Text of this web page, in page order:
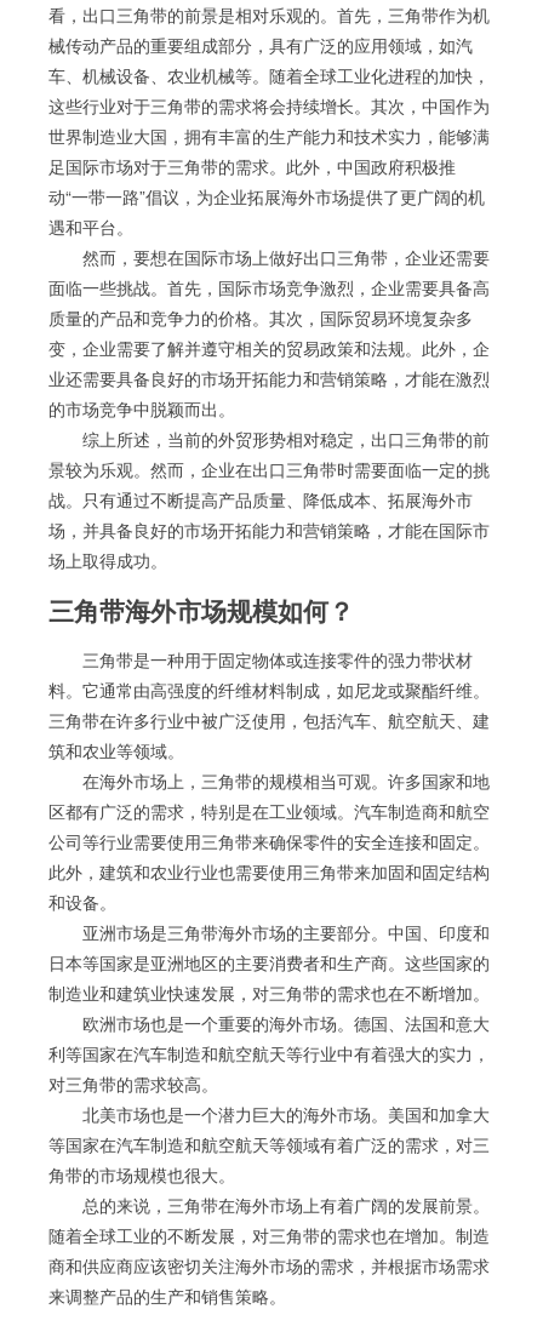
看，出口三角带的前景是相对乐观的。首先，三角带作为机
械传动产品的重要组成部分，具有广泛的应用领域，如汽
车、机械设备、农业机械等。随着全球工业化进程的加快，
这些行业对于三角带的需求将会持续增长。其次，中国作为
世界制造业大国，拥有丰富的生产能力和技术实力，能够满
足国际市场对于三角带的需求。此外，中国政府积极推
动“一带一路”倡议，为企业拓展海外市场提供了更广阔的机
遇和平台。
然而，要想在国际市场上做好出口三角带，企业还需要
面临一些挑战。首先，国际市场竞争激烈，企业需要具备高
质量的产品和竞争力的价格。其次，国际贸易环境复杂多
变，企业需要了解并遵守相关的贸易政策和法规。此外，企
业还需要具备良好的市场开拓能力和营销策略，才能在激烈
的市场竞争中脱颖而出。
综上所述，当前的外贸形势相对稳定，出口三角带的前
景较为乐观。然而，企业在出口三角带时需要面临一定的挑
战。只有通过不断提高产品质量、降低成本、拓展海外市
场，并具备良好的市场开拓能力和营销策略，才能在国际市
场上取得成功。
三角带海外市场规模如何？
三角带是一种用于固定物体或连接零件的强力带状材
料。它通常由高强度的纤维材料制成，如尼龙或聚酯纤维。
三角带在许多行业中被广泛使用，包括汽车、航空航天、建
筑和农业等领域。
在海外市场上，三角带的规模相当可观。许多国家和地
区都有广泛的需求，特别是在工业领域。汽车制造商和航空
公司等行业需要使用三角带来确保零件的安全连接和固定。
此外，建筑和农业行业也需要使用三角带来加固和固定结构
和设备。
亚洲市场是三角带海外市场的主要部分。中国、印度和
日本等国家是亚洲地区的主要消费者和生产商。这些国家的
制造业和建筑业快速发展，对三角带的需求也在不断增加。
欧洲市场也是一个重要的海外市场。德国、法国和意大
利等国家在汽车制造和航空航天等行业中有着强大的实力，
对三角带的需求较高。
北美市场也是一个潜力巨大的海外市场。美国和加拿大
等国家在汽车制造和航空航天等领域有着广泛的需求，对三
角带的市场规模也很大。
总的来说，三角带在海外市场上有着广阔的发展前景。
随着全球工业的不断发展，对三角带的需求也在增加。制造
商和供应商应该密切关注海外市场的需求，并根据市场需求
来调整产品的生产和销售策略。